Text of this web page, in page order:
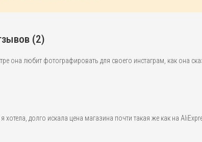
(2)
она любит фотографировать для своего инстаграм, как она
долго искала цена магазина почти такая же как на